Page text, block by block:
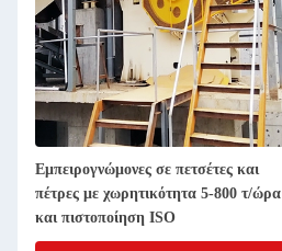
Εμπειρογνώμονες σε πετσέτες και
πέτρες με χωρητικότητα 5-800 τ/ώρα
και πιστοποίηση ISO